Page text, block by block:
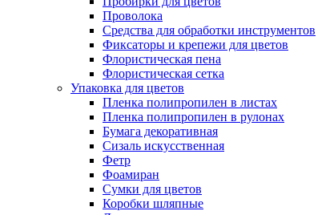
Проволока
Средства для обработки инструментов
Фиксаторы и крепежи для цветов
Флористическая пена
Флористическая сетка
Упаковка для цветов
Пленка полипропилен в листах
Пленка полипропилен в рулонах
Бумага декоративная
Сизаль искусственная
Фетр
Фоамиран
Сумки для цветов
Коробки шляпные